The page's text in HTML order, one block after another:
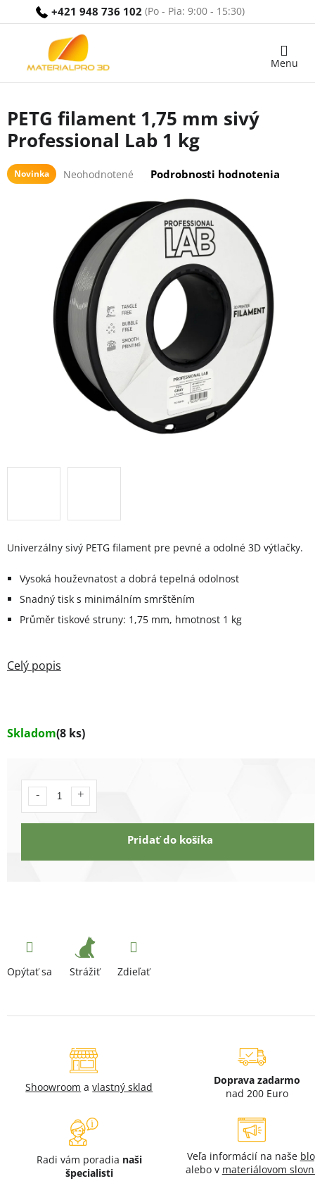
+421 948 736 102
Nákupný
PETG filament 1,75 mm sivý
Professional Lab 1 kg
Novinka
hodnotenie
hviezdičiek.
Neohodnotené Podrobnosti hodnotenia
Skladom(8 ks)
Pridať do košíka
Univerzálny sivý PETG filament pre pevné a odolné 3D výtlačky.
Vysoká houževnatost a dobrá tepelná odolnost
Snadný tisk s minimálním smrštěním
Průměr tiskové struny: 1,75 mm, hmotnost 1 kg
Opýtať sa Strážiť Zdieľať
Shoowroom avlastný sklad
Doprava zadarmo
nad 200 Euro
Radi vám poradia naši
špecialisti
Veľa informácií na naše
alebo v materiálovom